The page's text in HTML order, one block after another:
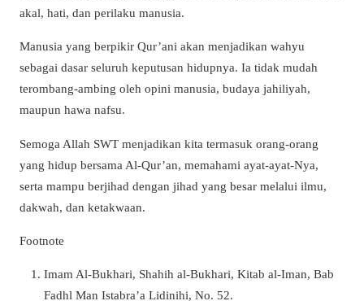
akal, hati, dan perilaku manusia.
Manusia yang berpikir Qur’ani akan menjadikan wahyu
sebagai dasar seluruh keputusan hidupnya. Ia tidak mudah
terombang-ambing oleh opini manusia, budaya jahiliyah,
maupun hawa nafsu.
Semoga Allah SWT menjadikan kita termasuk orang-orang
yang hidup bersama Al-Qur’an, memahami ayat-ayat-Nya,
serta mampu berjihad dengan jihad yang besar melalui ilmu,
dakwah, dan ketakwaan.
Footnote
Imam Al-Bukhari, Shahih al-Bukhari, Kitab al-Iman, Bab
Fadhl Man Istabra’a Lidinihi, No. 52.